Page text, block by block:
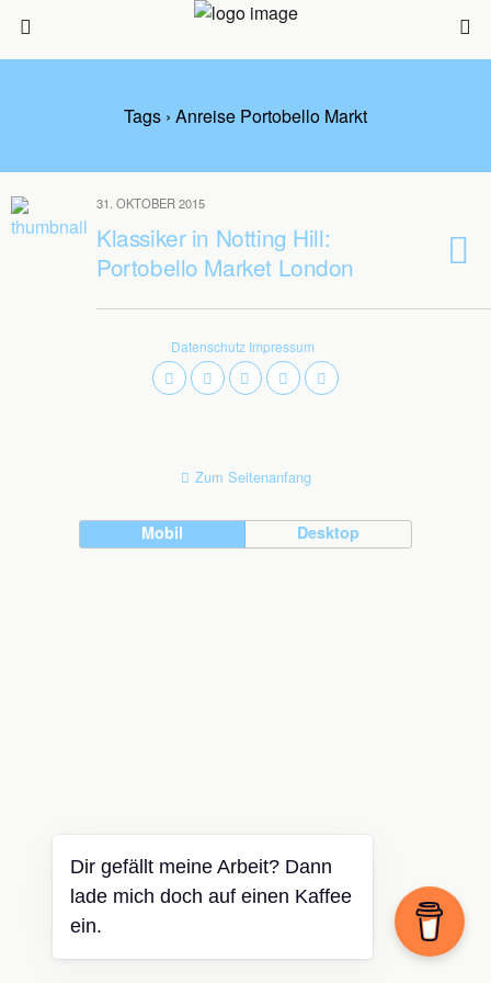
Tags › Anreise Portobello Markt
31. OKTOBER 2015
Klassiker in Notting Hill:
Portobello Market London
Datenschutz Impressum
Zum Seitenanfang
Mobil Desktop
Dir gefällt meine Arbeit? Dann
lade mich doch auf einen Kaffee
ein.